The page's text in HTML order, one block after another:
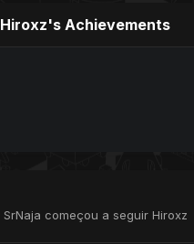
Hiroxz's Achievements
SrNaja começou a seguir Hiroxz